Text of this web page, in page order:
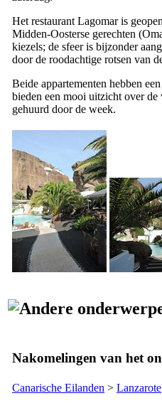
Het restaurant Lagomaris
Midden-Oosterse gerechten (
kiezels; de sfeer is bijzonder
door de roodachtige rotsen van
Beide appartementen hebben
bieden een mooi uitzicht over de
gehuurd door de week.
Nakomelingen van het
Canarische Eilanden > Lanzarote